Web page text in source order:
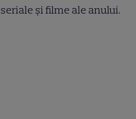
și filme ale anului.